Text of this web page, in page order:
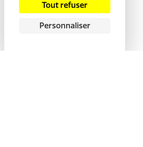
Tout refuser
Personnaliser